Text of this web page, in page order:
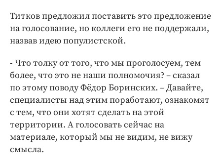
Титков предложил поставить это предложение
на голосование, но коллеги его не поддержали,
назвав идею популистской.
- Что толку от того, что мы проголосуем, тем
более, что это не наши полномочия? – сказал
по этому поводу Фёдор Боринских. – Давайте,
специалисты над этим поработают, ознакомят
с тем, что они хотят сделать на этой
территории. А голосовать сейчас на
материале, который мы не видим, не вижу
смысла.